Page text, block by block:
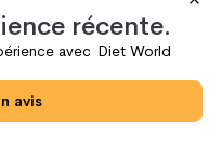
13
récente.
avec Diet World
avis